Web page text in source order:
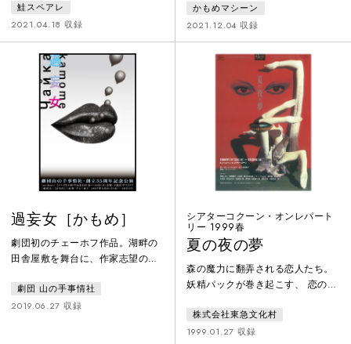
のの、王座に上り詰めた途端その
言葉は力を失う。本作ではリチャ
ードを、形を持たず移り変わって
いくものとして描き、どんな時代
にも現れる言葉巧みな為政者の姿
を浮かび上がらせる。「台詞を語
る俳優の身体」は、「何者にもな
りきらない」能という演劇の形式
を借りて、リチャードを現代に描
鮭スペアレ
2021.04.18 収録
作品。サミュエル・ベケット原作
の「もしもし、わたしじゃない
し」に続く第2弾として上演された
のは、1930-40年代という激動の
時代を生きた思想家シモーヌ・ヴ
ェイユのテキストによる「もしも
し、シモーヌさん」。観客は、ビ
ル屋上に出現する特設の「電話ボ
ックス」に設置された黒電話のダ
イヤルを回すと、上演が始まる。
かもめマシーン
2021.12.04 収録
過妄女［かもめ］
劇団初のチェーホフ作品。湖畔の
田舎屋敷を舞台に、作家志望の青
女ニーナの関係を軸に、屋敷に集
まる人々のさまざまな恋愛模様が
劇団 山の手事情社
2019.06.27 収録
シアターコクーン・オンレパート
リー 1999春
夏の夜の夢
森の魔力に翻弄される恋人たち。
妖精パックが巻き起こす、 恋の大
株式会社東急文化村
1999.01.27 収録